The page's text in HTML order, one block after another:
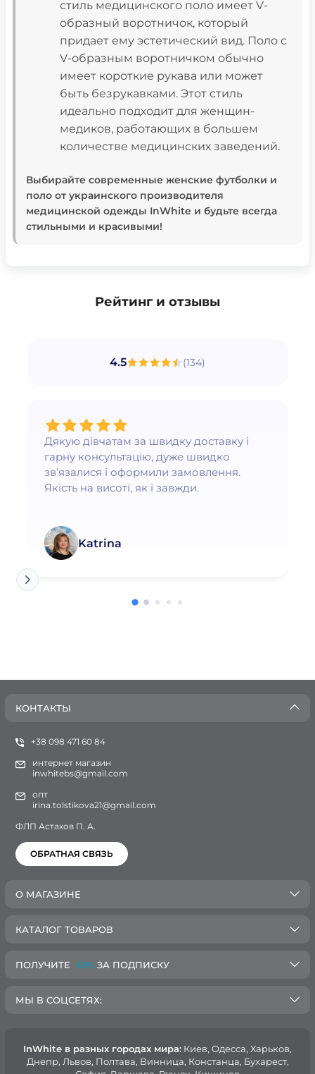
стиль медицинского поло имеет V-
образный воротничок, который
придает ему эстетический вид. Поло с
V-образным воротничком обычно
имеет короткие рукава или может
быть безрукавками. Этот стиль
идеально подходит для женщин-
медиков, работающих в большем
количестве медицинских заведений.
Выбирайте современные женские футболки и
поло от украинского производителя
медицинской одежды InWhitе и будьте всегда
стильными и красивыми!
Рейтинг и отзывы
4.5 (134)
Дякую дівчатам за швидку доставку і
гарну консультацію, дуже швидко
зв’язалися і оформили замовлення.
Якість на висоті, як і завжди.
Katrina
КОНТАКТЫ
+38 098 471 60 84
интернет магазин
inwhitebs@gmail.com
опт
irina.tolstikova21@gmail.com
ФЛП Астахов П. А.
ОБРАТНАЯ СВЯЗЬ
О МАГАЗИНЕ
КАТАЛОГ ТОВАРОВ
ПОЛУЧИТЕ -10% ЗА ПОДПИСКУ
МЫ В СОЦСЕТЯХ:
InWhite в разных городах мира: Киев, Oдесса, Харьков,
Днепр, Львов, Полтава, Винница, Констанца, Бухарест,